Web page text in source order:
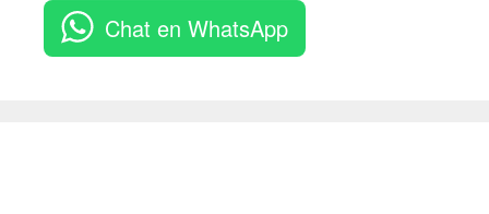
Chat en WhatsApp